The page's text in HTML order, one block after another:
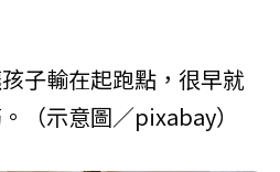
子輸在起跑點，很早就
（示意圖／pixabay）